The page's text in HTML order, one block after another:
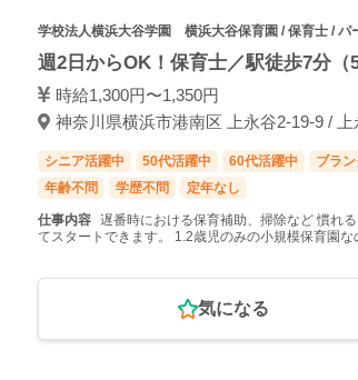
学校法人横浜大谷学園 横浜大谷保育園 / 保育士 / パ
週2日からOK！保育士／駅徒歩7分（
時給1,300円〜1,350円
神奈川県横浜市港南区 上永谷2-19-9 /
シニア活躍中 50代活躍中 60代活躍中 ブラ
年齢不問
学歴不問 定年なし
仕事内容
遅番時における保育補助、掃除など 慣れ
てスタートできます。 1.2歳児のみの小規模保育園
気になる